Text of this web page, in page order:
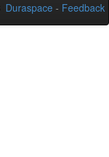
Duraspace - Feedback